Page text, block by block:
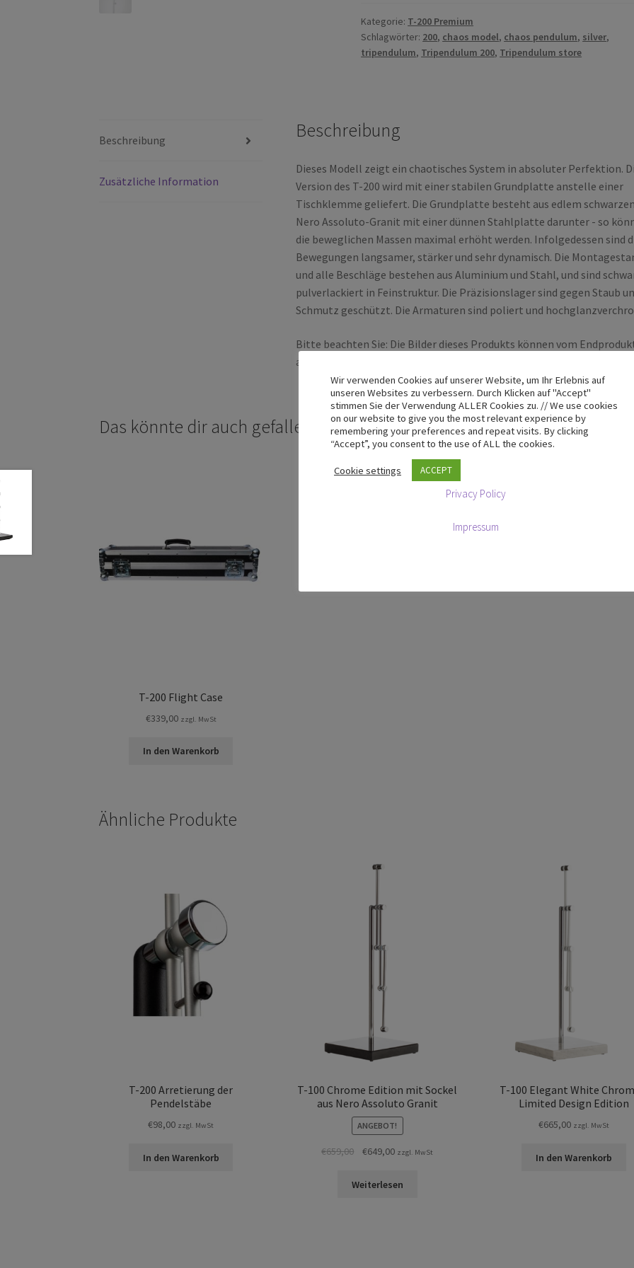
with
Granite
base
in
Menge
Kategorie: T-200 Premium
Schlagwörter: 200, chaos model, chaos pendulum, silver,
tripendulum, Tripendulum 200, Tripendulum store
Beschreibung
Zusätzliche Information
Beschreibung
Dieses Modell zeigt ein chaotisches System in absoluter Perfektion.
Version des T-200 wird mit einer stabilen Grundplatte anstelle einer
Tischklemme geliefert. Die Grundplatte besteht aus edlem
Nero Assoluto-Granit mit einer dünnen Stahlplatte darunter - so
die beweglichen Massen maximal erhöht werden. Infolgedessen sind
Bewegungen langsamer, stärker und sehr dynamisch. Die
und alle Beschläge bestehen aus Aluminium und Stahl, und sind
pulverlackiert in Feinstruktur. Die Präzisionslager sind gegen Staub
Schmutz geschützt. Die Armaturen sind poliert und
Bitte beachten Sie: Die Bilder dieses Produkts können vom
abweichen. Kommen Sie bei Fragen hierzu gerne auf uns zu.
Das könnte dir auch gefallen …
T-200 Flight Case
€339,00 zzgl. MwSt
In den Warenkorb
Ähnliche Produkte
T-200 Arretierung der
Pendelstäbe
€98,00 zzgl. MwSt
In den Warenkorb
T-100 Chrome Edition mit Sockel
aus Nero Assoluto Granit
ANGEBOT!
€659,00
Ursprünglicher
war:
€649,00Aktueller
ist:
zzgl. MwSt
Weiterlesen
T-100 Elegant White
Limited Design Edition
€665,00 zzgl. MwSt
In den Warenkorb
Wir verwenden Cookies auf unserer Website, um Ihr Erlebnis auf
unseren Websites zu verbessern. Durch Klicken auf "Accept"
stimmen Sie der Verwendung ALLER Cookies zu. // We use cookies
on our website to give you the most relevant experience by
remembering your preferences and repeat visits. By clicking
“Accept”, you consent to the use of ALL the cookies.
Cookie settings ACCEPT
Privacy Policy
Impressum